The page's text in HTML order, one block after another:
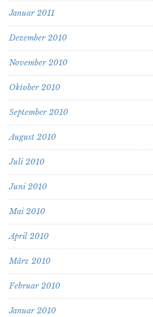
Januar 2011
Dezember 2010
November 2010
Oktober 2010
September 2010
August 2010
Juli 2010
Juni 2010
Mai 2010
April 2010
März 2010
Februar 2010
Januar 2010